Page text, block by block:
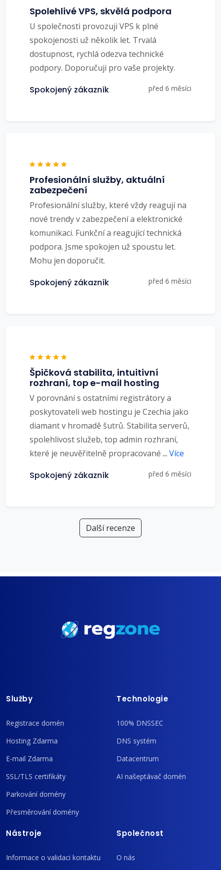
Spolehlivé VPS, skvělá podpora
U společnosti provozuji VPS k plné
spokojenosti už několik let. Trvalá
dostupnost, rychlá odezva technické
podpory. Doporučuji pro vaše projekty.
Spokojený zákazník před 6 měsíci
Profesionální služby, aktuální
zabezpečení
Profesionální služby, které vždy reagují na
nové trendy v zabezpečení a elektronické
komunikaci. Funkční a reagující technická
podpora. Jsme spokojen už spoustu let.
Mohu jen doporučit.
Spokojený zákazník před 6 měsíci
Špičková stabilita, intuitivní
rozhraní, top e-mail hosting
V porovnání s ostatními registrátory a
poskytovateli web hostingu je Czechia jako
diamant v hromadě šutrů. Stabilita serverů,
spolehlivost služeb, top admin rozhraní,
které je neuvěřitelně propracované ... Více
Spokojený zákazník před 6 měsíci
Další recenze
Služby
Registrace domén
Hosting Zdarma
E-mail Zdarma
SSL/TLS certifikáty
Parkování domény
Přesměrování domény
Technologie
100% DNSSEC
DNS systém
Datacentrum
AI našeptávač domén
Nástroje
Informace o validaci kontaktu
Společnost
O nás